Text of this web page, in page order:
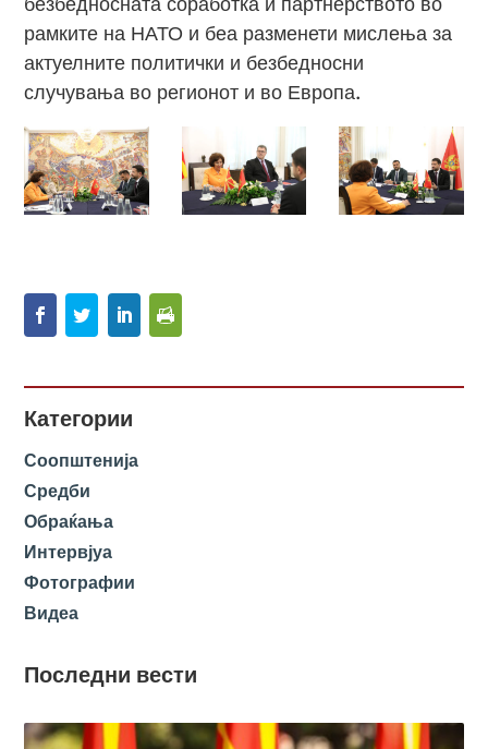
рамките на НАТО и беа разменети мислења за
актуелните политички и безбедносни
случувања во регионот и во Европа.
Категории
Соопштенија
Средби
Обраќања
Интервјуа
Фотографии
Видеа
Последни вести